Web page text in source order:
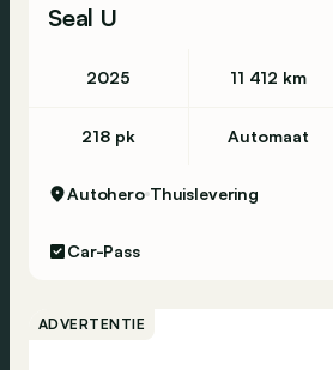
Seal U
2025 11 412 km
218 pk Automaat
Autohero Thuislevering
Car-Pass
ADVERTENTIE